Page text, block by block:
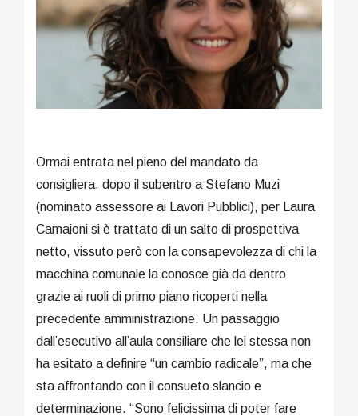
Ormai entrata nel pieno del mandato da
consigliera, dopo il subentro a Stefano Muzi
(nominato assessore ai Lavori Pubblici), per Laura
Camaioni si è trattato di un salto di prospettiva
netto, vissuto però con la consapevolezza di chi la
macchina comunale la conosce già da dentro
grazie ai ruoli di primo piano ricoperti nella
precedente amministrazione. Un passaggio
dall’esecutivo all’aula consiliare che lei stessa non
ha esitato a definire “un cambio radicale”, ma che
sta affrontando con il consueto slancio e
determinazione. “Sono felicissima di poter fare